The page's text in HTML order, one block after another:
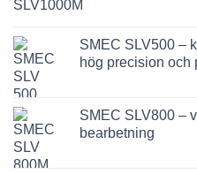
SMEC SLV500 –
hög precision och
SMEC SLV800 –
bearbetning